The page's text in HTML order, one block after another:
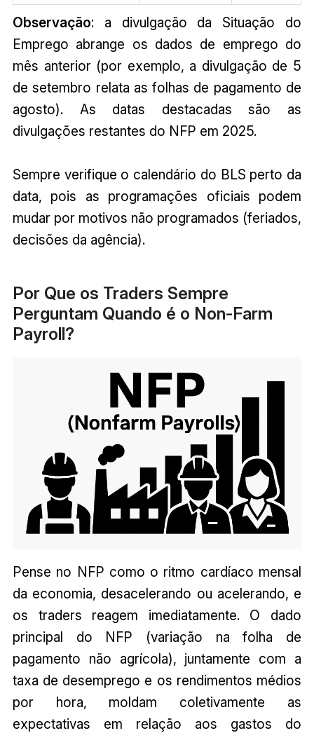
Observação: a divulgação da Situação do
Emprego abrange os dados de emprego do
mês anterior (por exemplo, a divulgação de 5
de setembro relata as folhas de pagamento de
agosto). As datas destacadas são as
divulgações restantes do NFP em 2025.
Sempre verifique o calendário do BLS perto da
data, pois as programações oficiais podem
mudar por motivos não programados (feriados,
decisões da agência).
Por Que os Traders Sempre
Perguntam Quando é o Non-Farm
Payroll?
Pense no NFP como o ritmo cardíaco mensal
da economia, desacelerando ou acelerando, e
os traders reagem imediatamente. O dado
principal do NFP (variação na folha de
pagamento não agrícola), juntamente com a
taxa de desemprego e os rendimentos médios
por hora, moldam coletivamente as
expectativas em relação aos gastos do